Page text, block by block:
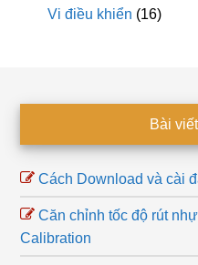
Vi điều khiển (16)
Bài
Cách Download và cài
Căn chỉnh tốc độ rút
Calibration